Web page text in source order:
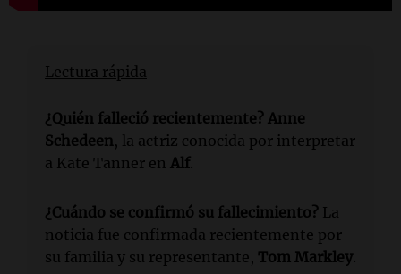
Lectura rápida
¿Quién falleció recientemente? Anne
Schedeen, la actriz conocida por interpretar
a Kate Tanner en Alf.
¿Cuándo se confirmó su fallecimiento? La
noticia fue confirmada recientemente por
su familia y su representante, Tom Markley.